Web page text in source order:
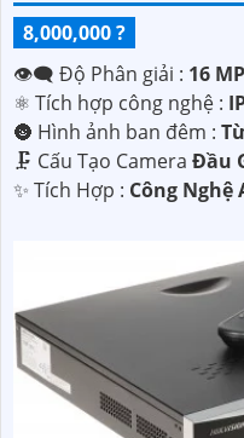
8,000,000 ?
👁️‍🗨 Độ Phân giải : 16
⚛️ Tích hợp công nghệ :
🌚 Hình ảnh ban đêm :
🗜️ Cấu Tạo Camera Đầu
️✨ Tích Hợp : Công Nghệ